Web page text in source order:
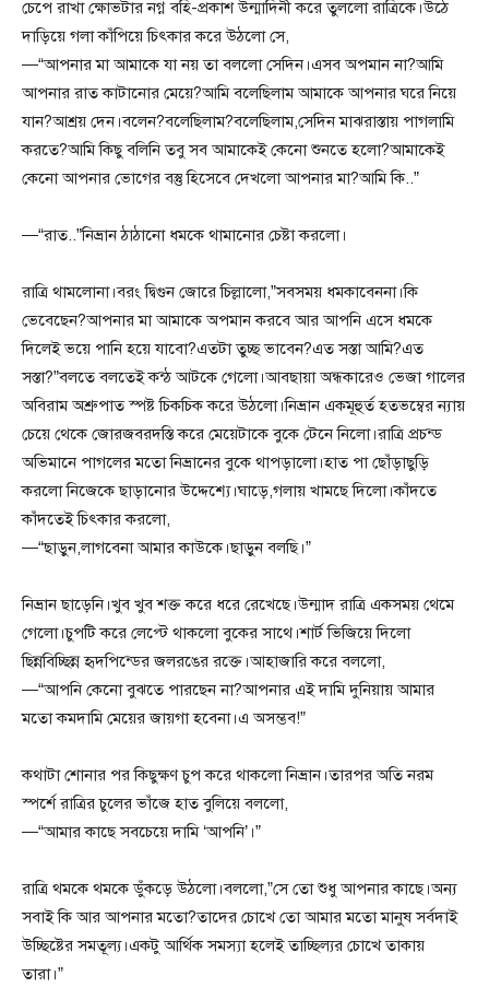
চেপে রাখা ক্ষোভটার নগ্ন বহি-প্রকাশ উন্মাদিনী করে তুললো রাত্রিকে।উঠে
দাড়িয়ে গলা কাঁপিয়ে চিৎকার করে উঠলো সে,
—“আপনার মা আমাকে যা নয় তা বললো সেদিন।এসব অপমান না?আমি
আপনার রাত কাটানোর মেয়ে?আমি বলেছিলাম আমাকে আপনার ঘরে নিয়ে
যান?আশ্রয় দেন।বলেন?বলেছিলাম?বলেছিলাম,সেদিন মাঝরাস্তায় পাগলামি
করতে?আমি কিছু বলিনি তবু সব আমাকেই কেনো শুনতে হলো?আমাকেই
কেনো আপনার ভোগের বস্তু হিসেবে দেখলো আপনার মা?আমি কি..”
—“রাত..”নিভ্রান ঠাঠানো ধমকে থামানোর চেষ্টা করলো।
রাত্রি থামলোনা।বরং দ্বিগুন জোরে চিল্লালো,”সবসময় ধমকাবেননা।কি
ভেবেছেন?আপনার মা আমাকে অপমান করবে আর আপনি এসে ধমকে
দিলেই ভয়ে পানি হয়ে যাবো?এতটা তুচ্ছ ভাবেন?এত সস্তা আমি?এত
সস্তা?”বলতে বলতেই কন্ঠ আটকে গেলো।আবছায়া অন্ধকারেও ভেজা গালের
অবিরাম অশ্রুপাত স্পষ্ট চিকচিক করে উঠলো।নিভ্রান একমূহুর্ত হতভম্বের ন্যায়
চেয়ে থেকে জোরজবরদস্তি করে মেয়েটাকে বুকে টেনে নিলো।রাত্রি প্রচন্ড
অভিমানে পাগলের মতো নিভ্রানের বুকে থাপড়ালো।হাত পা ছোঁড়াছুড়ি
করলো নিজেকে ছাড়ানোর উদ্দেশ্যে।ঘাড়ে,গলায় খামছে দিলো।কাঁদতে
কাঁদতেই চিৎকার করলো,
—“ছাড়ুন,লাগবেনা আমার কাউকে।ছাড়ুন বলছি।”
নিভ্রান ছাড়েনি।খুব খুব শক্ত করে ধরে রেখেছে।উন্মাদ রাত্রি একসময় থেমে
গেলো।চুপটি করে লেপ্টে থাকলো বুকের সাথে।শার্ট ভিজিয়ে দিলো
ছিন্নবিচ্ছিন্ন হৃদপিন্ডের জলরঙের রক্তে।আহাজারি করে বললো,
—“আপনি কেনো বুঝতে পারছেন না?আপনার এই দামি দুনিয়ায় আমার
মতো কমদামি মেয়ের জায়গা হবেনা।এ অসম্ভব!”
কথাটা শোনার পর কিছুক্ষণ চুপ করে থাকলো নিভ্রান।তারপর অতি নরম
স্পর্শে রাত্রির চুলের ভাঁজে হাত বুলিয়ে বললো,
—“আমার কাছে সবচেয়ে দামি ‘আপনি’।”
রাত্রি থমকে থমকে ডুঁকড়ে উঠলো।বললো,”সে তো শুধু আপনার কাছে।অন্য
সবাই কি আর আপনার মতো?তাদের চোখে তো আমার মতো মানুষ সর্বদাই
উচ্ছিষ্টের সমতূল্য।একটু আর্থিক সমস্যা হলেই তাচ্ছিল্যর চোখে তাকায়
তারা।”